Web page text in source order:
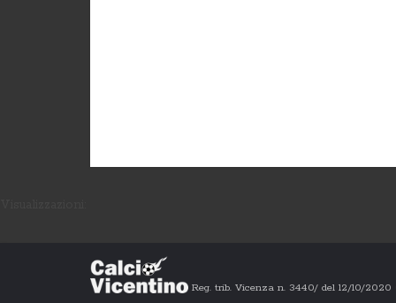
Reg. trib. Vicenza n. 3440/ del 12/10/2020